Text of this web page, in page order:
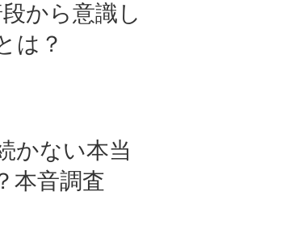
段から意識し
は？
かない本当
本音調査